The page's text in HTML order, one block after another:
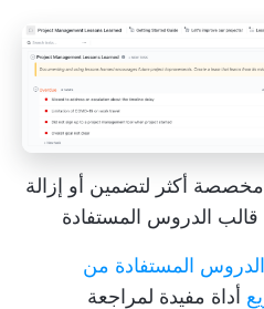
أكثر لتضمين أو إزالة
الدروس المستفادة
المستفادة من
أداة مفيدة لمراجعة